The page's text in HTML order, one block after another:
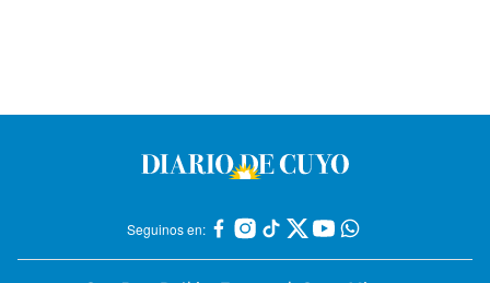
Seguinos en: